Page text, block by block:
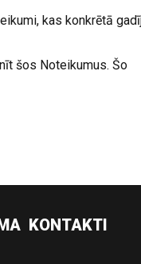
kas konkrētā
šos Noteikumus. Šo
KONTAKTI